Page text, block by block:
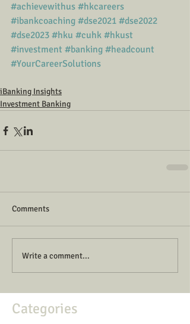
#achievewithus #hkcareers
#ibankcoaching #dse2021 #dse2022
#dse2023 #hku #cuhk #hkust
#investment #banking #headcount
#YourCareerSolutions
iBanking Insights
Investment Banking
Comments
Write a comment...
Categories